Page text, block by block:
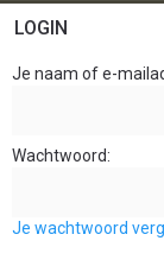
LOGIN
Je naam of e-
Wachtwoord
Je wachtwoord